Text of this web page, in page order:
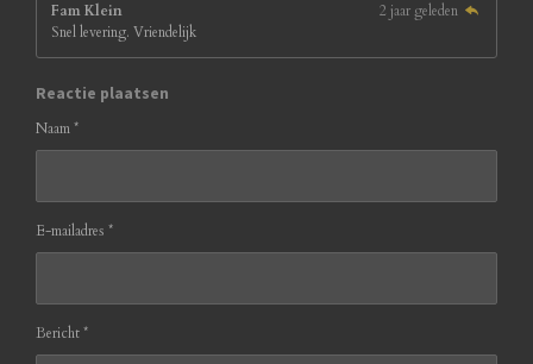
Fam Klein
2 jaar geleden
Snel levering. Vriendelijk
Reactie plaatsen
Naam *
E-mailadres *
Bericht *